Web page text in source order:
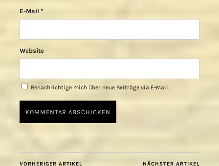
E-Mail *
Website
Benachrichtige mich über neue Beiträge via E-Mail.
VORHERIGER ARTIKEL NÄCHSTER ARTIKEL